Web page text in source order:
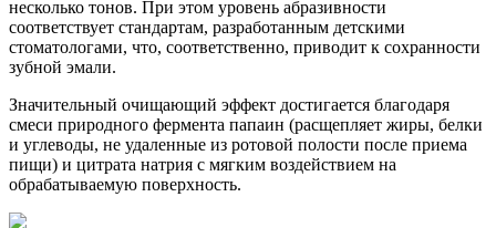
несколько тонов. При этом уровень абразивности
соответствует стандартам, разработанным детскими
стоматологами, что, соответственно, приводит к сохранности
зубной эмали.
Значительный очищающий эффект достигается благодаря
смеси природного фермента папаин (расщепляет жиры, белки
и углеводы, не удаленные из ротовой полости после приема
пищи) и цитрата натрия с мягким воздействием на
обрабатываемую поверхность.